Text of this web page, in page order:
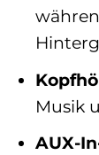
Musik
AUX-